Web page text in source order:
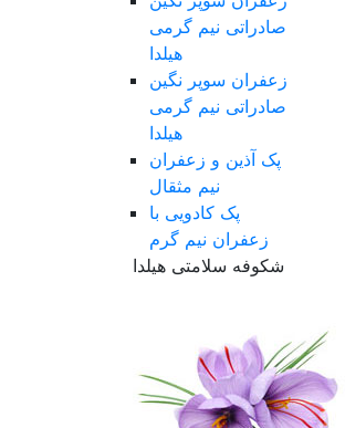
صادراتی نیم گرمی
هیلدا
زعفران سوپر نگین
صادراتی نیم گرمی
هیلدا
پک آذین و زعفران
نیم مثقال
پک کادویی با
زعفران نیم گرم
شکوفه سلامتی هیلدا